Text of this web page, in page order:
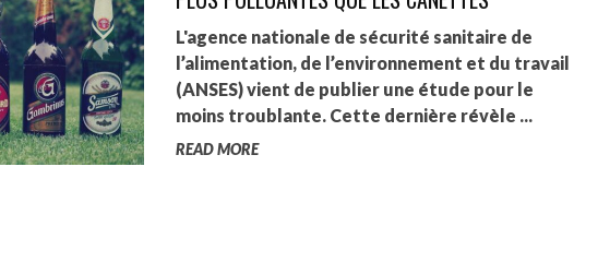
JEREMY KUPROWSKI
FLORENCE CONSTANTIN
L'agence nationale de sécurité sanitaire de
l’alimentation, de l’environnement et du travail
(ANSES) vient de publier une étude pour le
moins troublante. Cette dernière révèle ...
READ MORE